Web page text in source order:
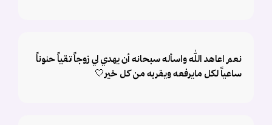
نعم اعاهد الله واسأله سبحانه أن يهدي لي زوجاً تقياً حنوناً
ساعياً لكل مايرفعه ويقربه من كل خير🤍